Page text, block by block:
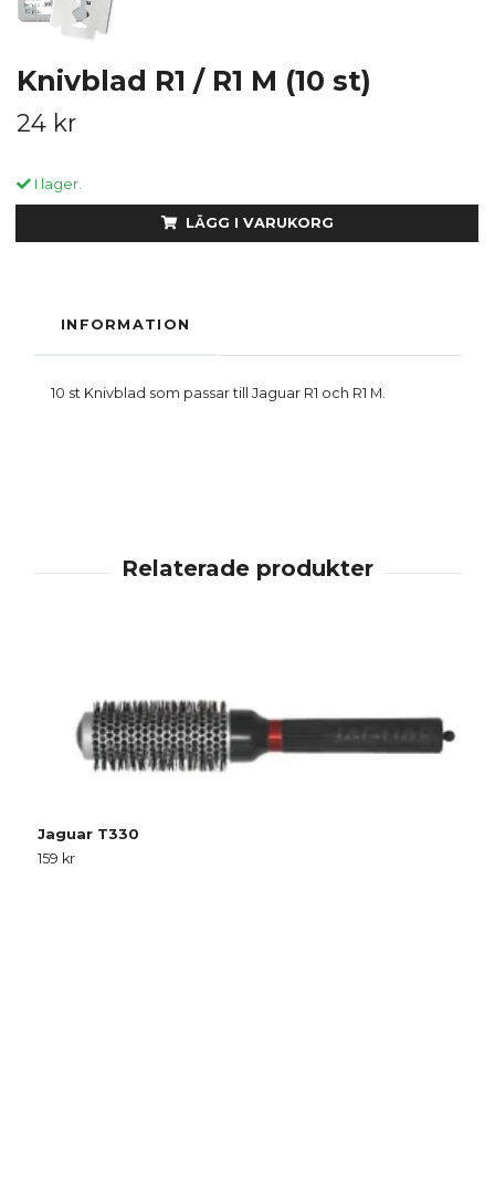
Knivblad R1 / R1 M (10 st)
24 kr
I lager.
LÄGG I VARUKORG
INFORMATION
10 st Knivblad som passar till Jaguar R1 och R1 M.
Jaguar T330
159 kr